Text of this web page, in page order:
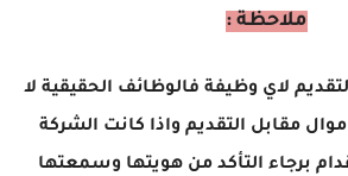
ملاحظة :
التقديم لاي وظيفة فالوظائف الحقيقية لا
مقابل التقديم واذا كانت الشركة
برجاء التأكد من هويتها وسمعتها